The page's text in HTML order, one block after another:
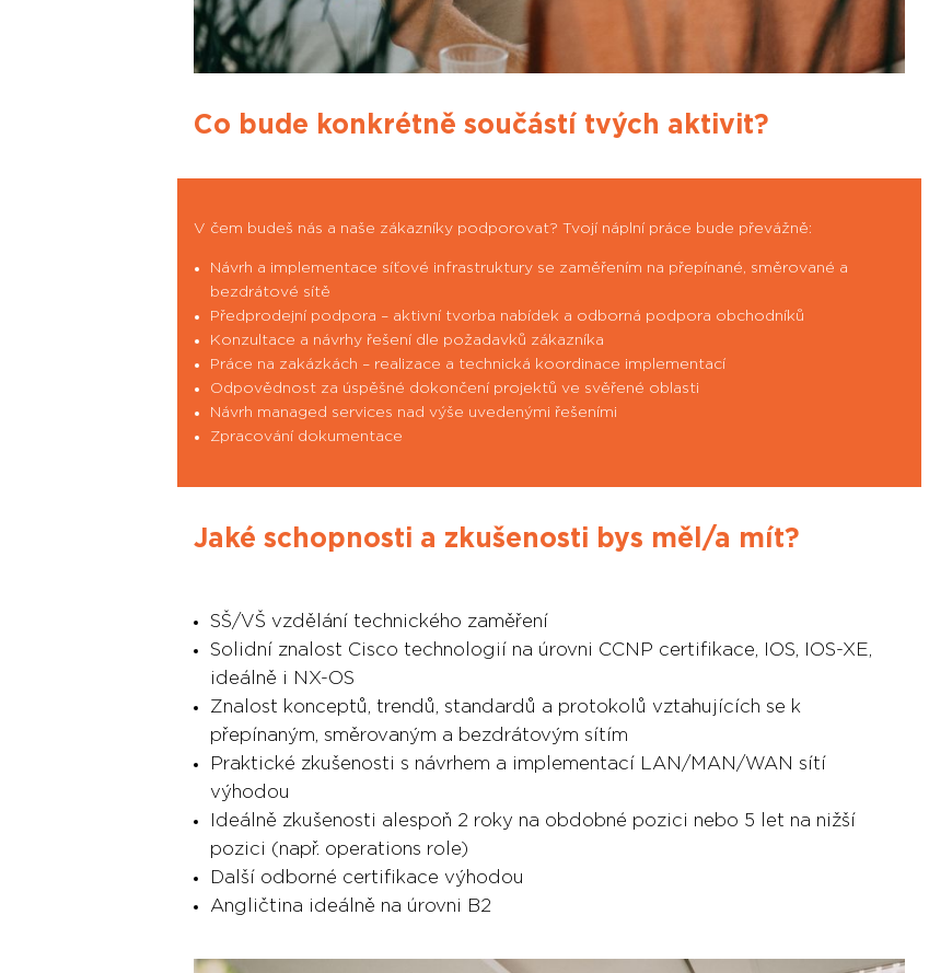
Co bude konkrétně součástí tvých aktivit?
V čem budeš nás a naše zákazníky podporovat? Tvojí náplní práce bude převážně:
Návrh a implementace síťové infrastruktury se zaměřením na přepínané, směrované a
bezdrátové sítě
Předprodejní podpora – aktivní tvorba nabídek a odborná podpora obchodníků
Konzultace a návrhy řešení dle požadavků zákazníka
Práce na zakázkách – realizace a technická koordinace implementací
Odpovědnost za úspěšné dokončení projektů ve svěřené oblasti
Návrh managed services nad výše uvedenými řešeními
Zpracování dokumentace
Jaké schopnosti a zkušenosti bys měl/a mít?
SŠ/VŠ vzdělání technického zaměření
Solidní znalost Cisco technologií na úrovni CCNP certifikace, IOS, IOS-XE,
ideálně i NX-OS
Znalost konceptů, trendů, standardů a protokolů vztahujících se k
přepínaným, směrovaným a bezdrátovým sítím
Praktické zkušenosti s návrhem a implementací LAN/MAN/WAN sítí
výhodou
Ideálně zkušenosti alespoň 2 roky na obdobné pozici nebo 5 let na nižší
pozici (např. operations role)
Další odborné certifikace výhodou
Angličtina ideálně na úrovni B2